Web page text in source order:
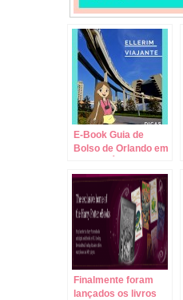
E-Book Guia de
Bolso de Orlando em
Finalmente foram
lançados os livros